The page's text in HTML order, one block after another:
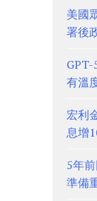
美國
署後
有溫
宏利
息增
5年
準備